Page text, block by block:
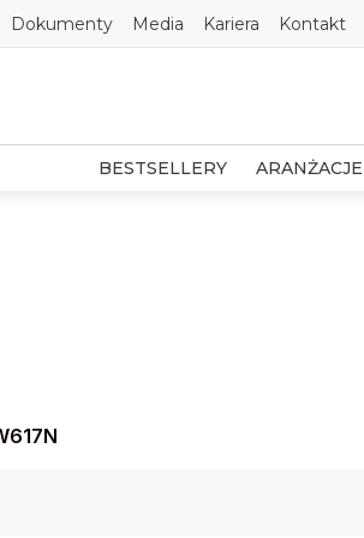
Dokumenty Media Kariera Kontakt
BESTSELLERY ARANŻACJE